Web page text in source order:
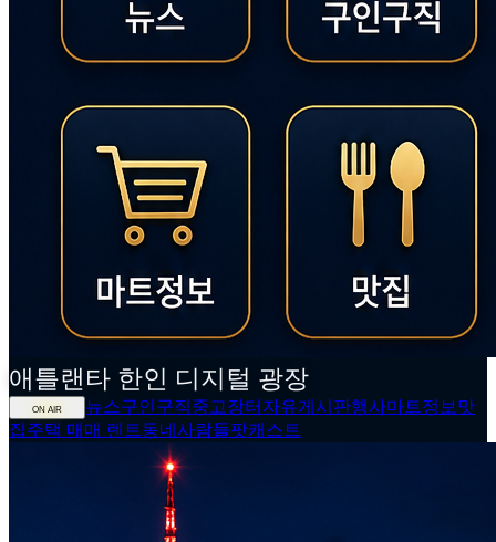
애틀랜타 한인 디지털 광장
ON AIR 뉴스구인구직중고장터 자유게시판행사마트정보 맛
집주택 매매 렌트동네사람들팟캐스트